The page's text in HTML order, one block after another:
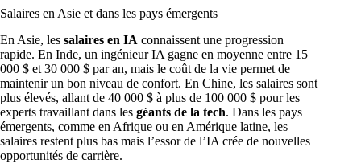
Salaires en Asie et dans les pays émergents
En Asie, les salaires en IA connaissent une progression
rapide. En Inde, un ingénieur IA gagne en moyenne entre 15
000 $ et 30 000 $ par an, mais le coût de la vie permet de
maintenir un bon niveau de confort. En Chine, les salaires sont
plus élevés, allant de 40 000 $ à plus de 100 000 $ pour les
experts travaillant dans les géants de la tech. Dans les pays
émergents, comme en Afrique ou en Amérique latine, les
salaires restent plus bas mais l’essor de l’IA crée de nouvelles
opportunités de carrière.